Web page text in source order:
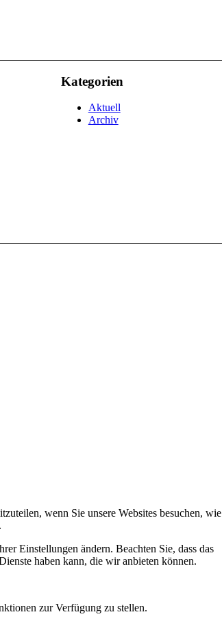
Kategorien
Aktuell
Archiv
wenn Sie unsere Websites besuchen, wie
Einstellungen ändern. Beachten Sie, dass das
haben kann, die wir anbieten können.
zur Verfügung zu stellen.